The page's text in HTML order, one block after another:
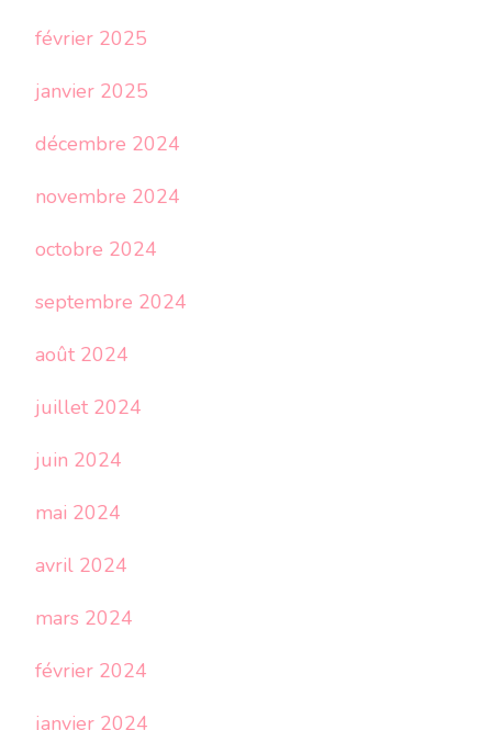
février 2025
janvier 2025
décembre 2024
novembre 2024
octobre 2024
septembre 2024
août 2024
juillet 2024
juin 2024
mai 2024
avril 2024
mars 2024
février 2024
janvier 2024